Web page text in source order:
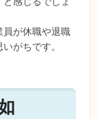
員が休職や退職
がちです。